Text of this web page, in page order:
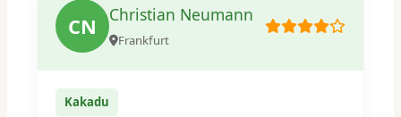
CN Christian Neumann
Frankfurt
Kakadu